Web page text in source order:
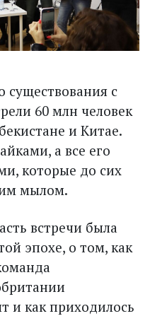
существования с
60 млн человек
и Китае.
а все его
которые до сих
мылом.
встречи была
эпохе, о том, как
и как приходилось